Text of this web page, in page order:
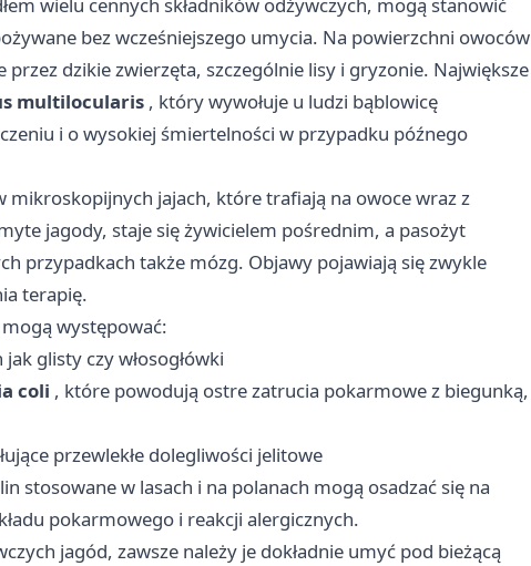
wielu cennych składników odżywczych, mogą stanowić
bez wcześniejszego umycia. Na powierzchni owoców
dzikie zwierzęta, szczególnie lisy i gryzonie. Największe
multilocularis , który wywołuje u ludzi bąblowicę
i o wysokiej śmiertelności w przypadku późnego
mikroskopijnych jajach, które trafiają na owoce wraz z
jagody, staje się żywicielem pośrednim, a pasożyt
przypadkach także mózg. Objawy pojawiają się zwykle
terapię.
występować:
jak glisty czy włosogłówki
coli , które powodują ostre zatrucia pokarmowe z biegunką,
przewlekłe dolegliwości jelitowe
stosowane w lasach i na polanach mogą osadzać się na
pokarmowego i reakcji alergicznych.
jagód, zawsze należy je dokładnie umyć pod bieżącą